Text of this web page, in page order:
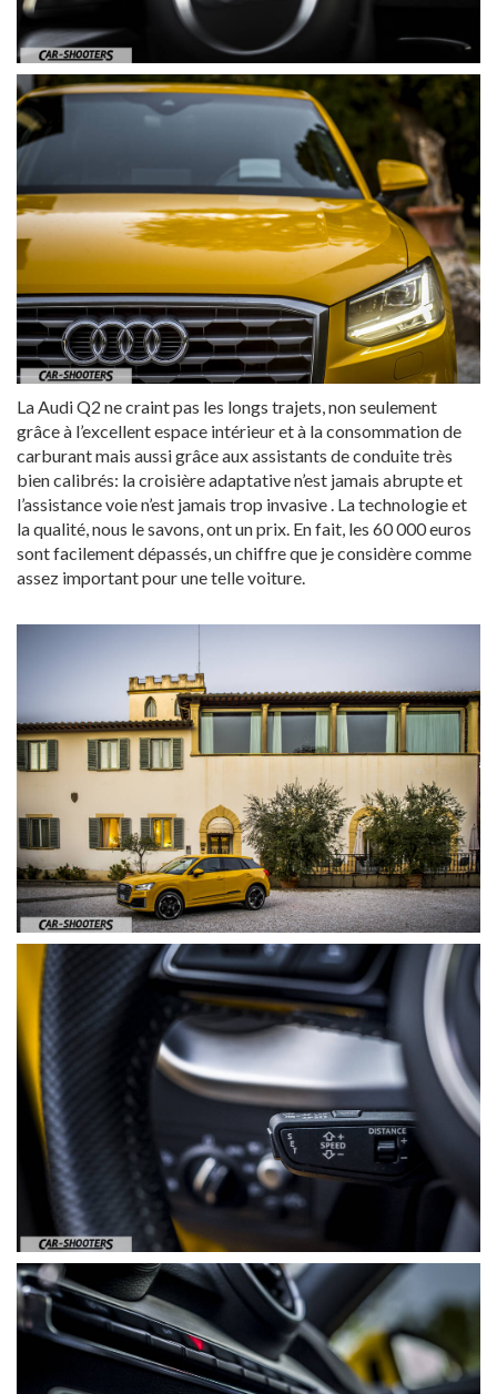
La Audi Q2 ne craint pas les longs trajets, non seulement
grâce à l’excellent espace intérieur et à la consommation de
carburant mais aussi grâce aux assistants de conduite très
bien calibrés: la croisière adaptative n’est jamais abrupte et
l’assistance voie n’est jamais trop invasive . La technologie et
la qualité, nous le savons, ont un prix. En fait, les 60 000 euros
sont facilement dépassés, un chiffre que je considère comme
assez important pour une telle voiture.